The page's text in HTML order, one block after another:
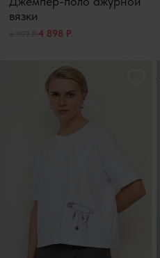
вязки
4 898 Р.